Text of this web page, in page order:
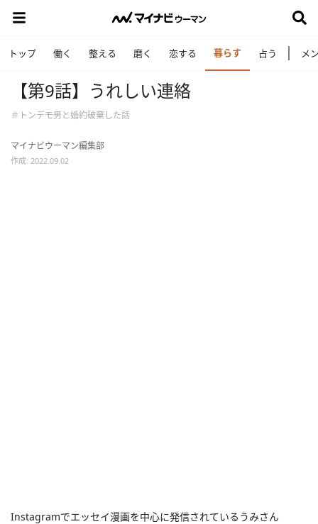
トップ 働く 整える 磨く 恋する 暮らす 占う メ
【第9話】うれしい連絡
＃トンデモ男と婚約破棄した話
マイナビウーマン編集部
作成: 2022.09.02
Instagramでエッセイ漫画を中心に発信されているうみさん